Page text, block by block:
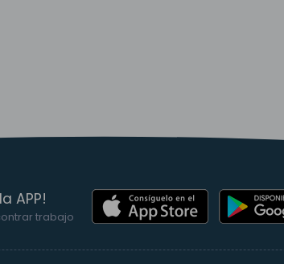
APP!
trabajo